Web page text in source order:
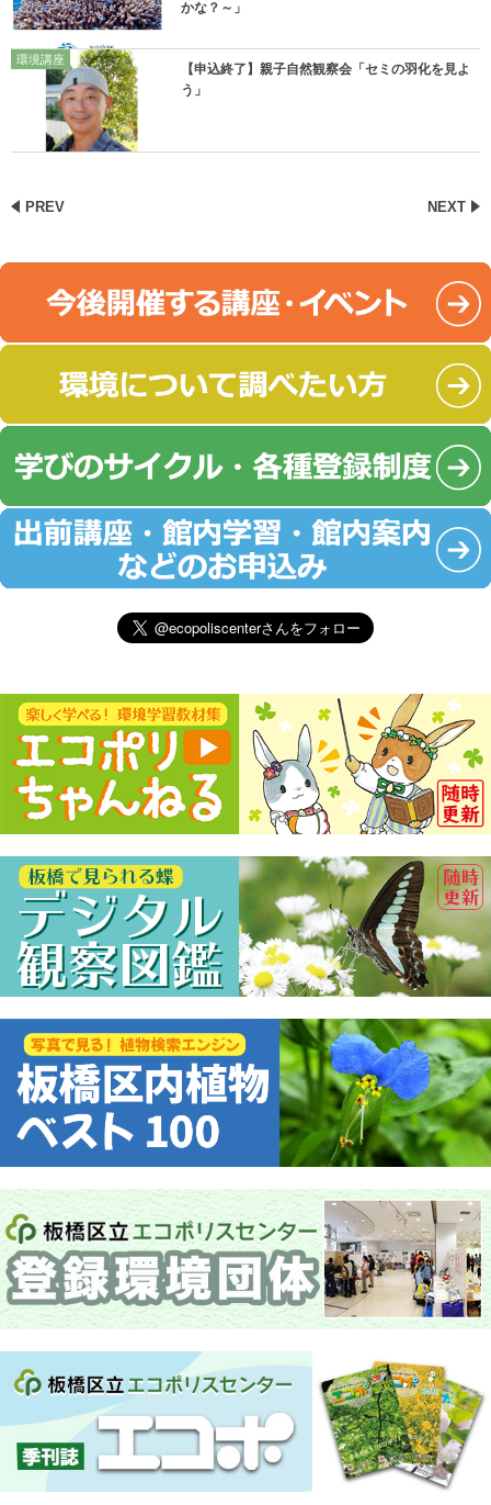
かな？～」
環境講座
【申込終了】親子自然観察会「セミの羽化を見よ
う」
PREV NEXT